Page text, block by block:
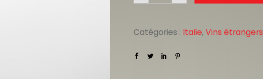
Catégories : Italie,Vins étrangers